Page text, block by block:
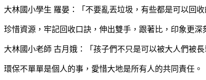
大林國小學生 羅晏：「不要亂丟垃圾，有些都是可以回收
珍惜資源，牢記回收口訣，伸出雙手，跟著比，印象更深
大林國小老師 古月娥：「孩子們不只是可以被大人們被
環保不單單是個人的事，愛惜大地是所有人的共同責任。